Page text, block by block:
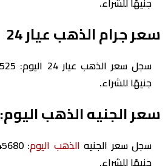
سعر جرام الذهب عيار 24
جنيهًا للشراء.
سعر الجنيه الذهب اليوم:
سجل سعر الجنيه الذهب اليوم
جنيهًا للشراء.